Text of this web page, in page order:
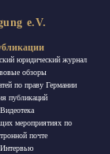
e.V.
юридический журнал
обзоры
по праву Германии
публикаций
Видеотека
мероприятиях по
почте
Интервью